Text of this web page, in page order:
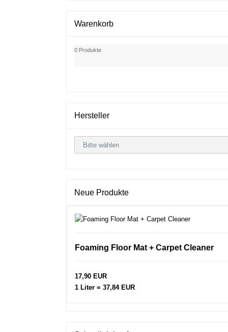
Warenkorb
0 Produkte
Hersteller
Neue Produkte
Foaming Floor Mat + Carpet Cleaner
17,90 EUR
1 Liter = 37,84 EUR